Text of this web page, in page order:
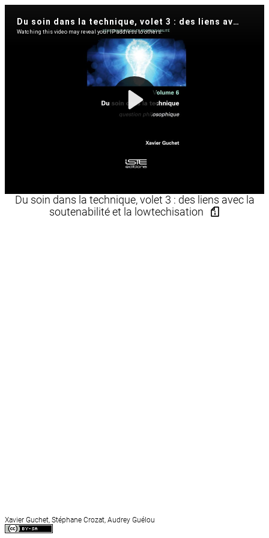
Du soin dans la technique, volet 3 : des liens avec la
soutenabilité et la lowtechisation
Xavier Guchet, Stéphane Crozat, Audrey Guélou